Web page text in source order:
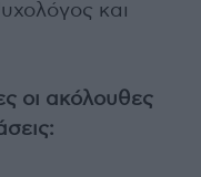
και
οι ακόλουθες